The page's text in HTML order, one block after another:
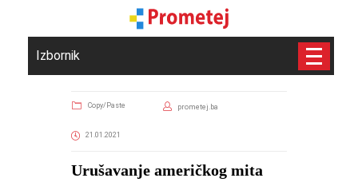
Izbornik
Copy/Paste prometej.ba
21.01.2021
Urušavanje američkog mita